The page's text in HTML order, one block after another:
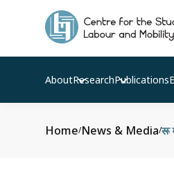
AboutResearchPublications
Home/News & Media/